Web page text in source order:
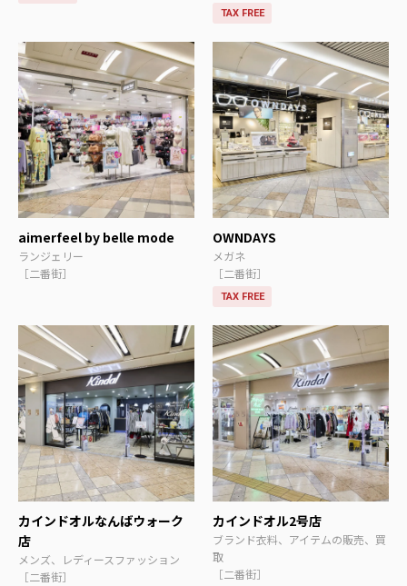
TAX FREE
aimerfeel by belle mode
ランジェリー
［二番街］
OWNDAYS
メガネ
［二番街］
TAX FREE
カインドオルなんばウォーク
店
メンズ、レディースファッション
［二番街］
カインドオル2号店
ブランド衣料、アイテムの販売、買
取
［二番街］